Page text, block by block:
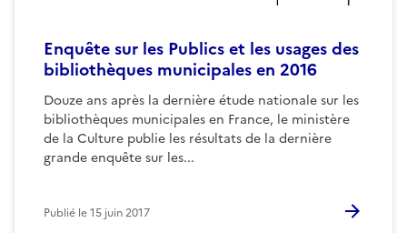
Enquête sur les Publics et les usages des
bibliothèques municipales en 2016
Douze ans après la dernière étude nationale sur les
bibliothèques municipales en France, le ministère
de la Culture publie les résultats de la dernière
grande enquête sur les...
Publié le15 juin 2017